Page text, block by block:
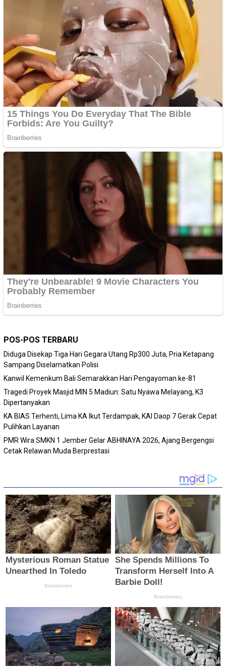
POS-POS TERBARU
Diduga Disekap Tiga Hari Gegara Utang Rp300 Juta, Pria Ketapang
Sampang Diselamatkan Polisi
Kanwil Kemenkum Bali Semarakkan Hari Pengayoman ke-81
Tragedi Proyek Masjid MIN 5 Madiun: Satu Nyawa Melayang, K3
Dipertanyakan
KA BIAS Terhenti, Lima KA Ikut Terdampak, KAI Daop 7 Gerak Cepat
Pulihkan Layanan
PMR Wira SMKN 1 Jember Gelar ABHINAYA 2026, Ajang Bergengsi
Cetak Relawan Muda Berprestasi